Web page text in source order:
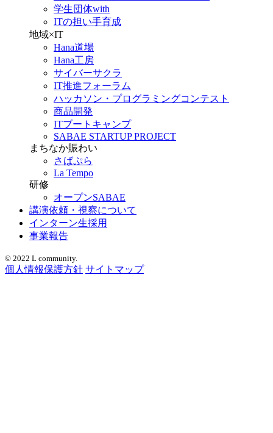
学生団体with
ITの担い手育成
地域×IT
Hana道場
Hana工房
サイバーサクラ
IT推進フォーラム
ハッカソン・プログラミングコンテスト
商品開発
ITブートキャンプ
SABAE STARTUP PROJECT
まちなか賑わい
さばぷら
La Tempo
研修
オープンSABAE
講演依頼・視察について
インターン生採用
事業報告
© 2022 L community.
個人情報保護方針 サイトマップ